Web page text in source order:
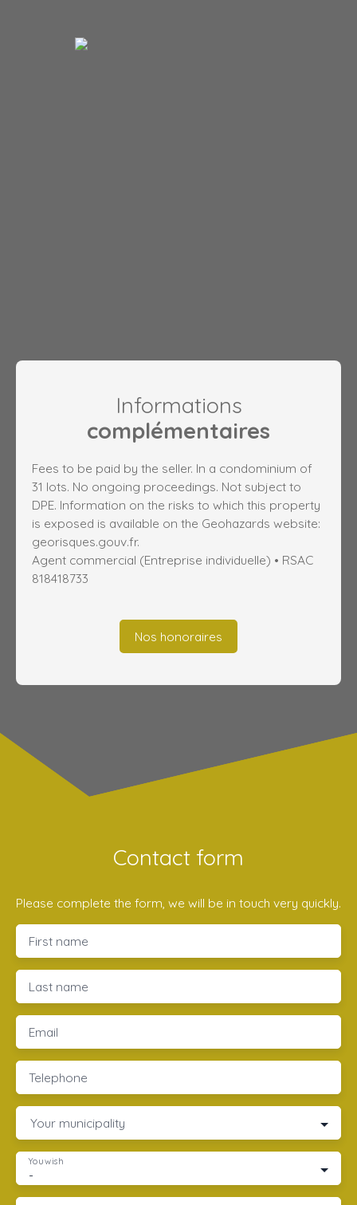
Informations
complémentaires
Fees to be paid by the seller. In a condominium of
31 lots. No ongoing proceedings. Not subject to
DPE. Information on the risks to which this property
is exposed is available on the Geohazards website:
georisques.gouv.fr.
Agent commercial (Entreprise individuelle) • RSAC
818418733
Nos honoraires
Contact form
Please complete the form, we will be in touch very quickly.
First name
Last name
Email
Telephone
Your municipality
-
You wish